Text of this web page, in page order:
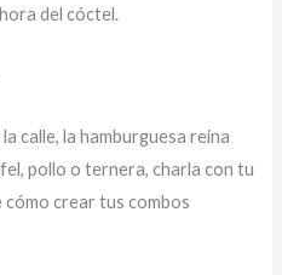
del cóctel.
calle, la hamburguesa reina
pollo o ternera, charla con tu
crear tus combos